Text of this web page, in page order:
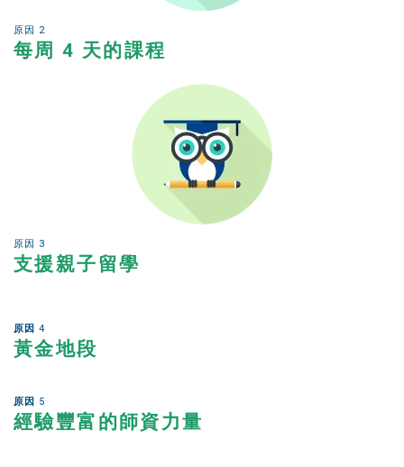
私人課程
持有F-1簽證的新生學費
非學生簽證持有人的學費（ESTA、電子簽證等）
Kama’aina（美國公民或綠卡持有人）的學費
住宿費
應用
退款政策
原因 2
每周 4 天的課程
原因 3
支援親子留學
原因 4
黃金地段
原因 5
經驗豐富的師資力量